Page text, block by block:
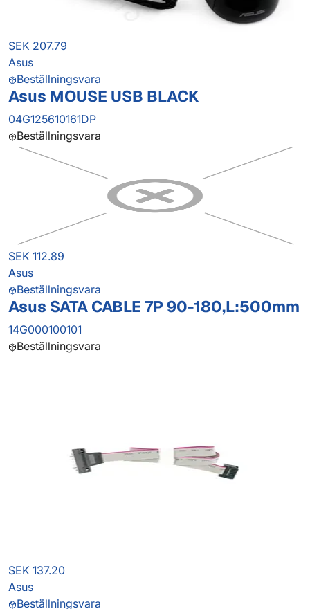
SEK 207.79
Asus
Beställningsvara
Asus MOUSE USB BLACK
04G125610161DP
Beställningsvara
SEK 112.89
Asus
Beställningsvara
Asus SATA CABLE 7P 90-180,L:500mm
14G000100101
Beställningsvara
SEK 137.20
Asus
Beställningsvara